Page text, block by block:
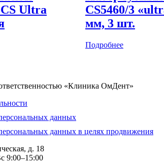
Ultra
CS5460/3
мм, 3 шт.
Подробнее
«Клиника ОмДент»
данных
данных в целях продвижения
д. 18
9:00–15:00